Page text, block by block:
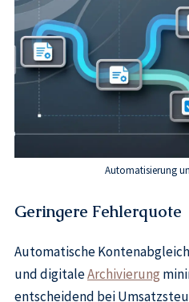
Automatisierung
Geringere Fehlerquote
Automatische
und digitaleArchivierung
entscheidend bei